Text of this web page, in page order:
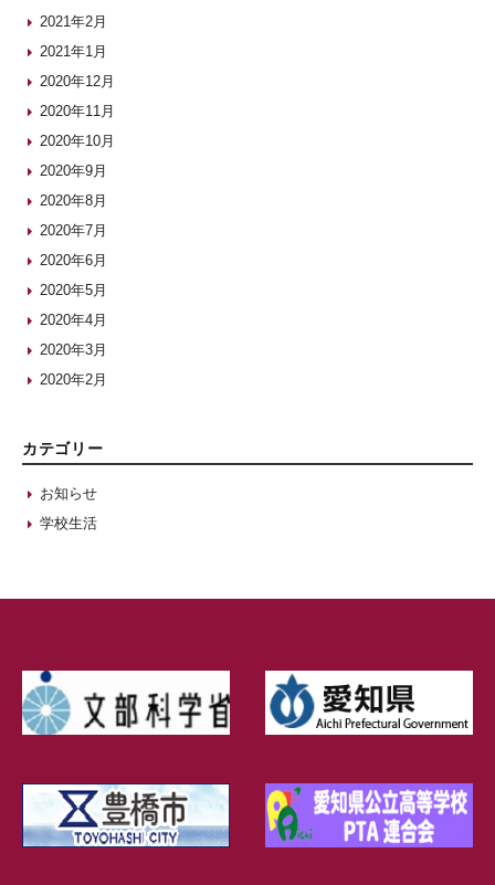
2021年2月
2021年1月
2020年12月
2020年11月
2020年10月
2020年9月
2020年8月
2020年7月
2020年6月
2020年5月
2020年4月
2020年3月
2020年2月
カテゴリー
お知らせ
学校生活